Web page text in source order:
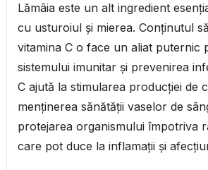
Lămâia este un alt ingredient
cu usturoiul și mierea. Conținutul
vitamina C o face un aliat puternic
sistemului imunitar și prevenirea
C ajută la stimularea producției de
menținerea sănătății vaselor de
protejarea organismului împotriva
care pot duce la inflamații și